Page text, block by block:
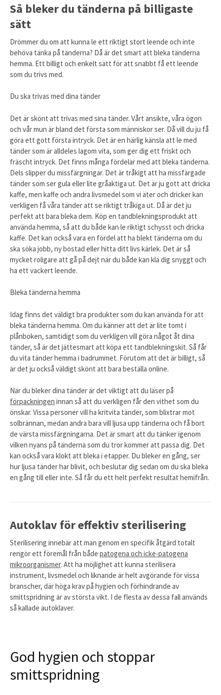
Så bleker du tänderna på billigaste
sätt
Drömmer du om att kunna le ett riktigt stort leende och inte
behöva tänka på tänderna? Då är det smart att bleka tänderna
hemma. Ett billigt och enkelt sätt för att snabbt få ett leende
som du trivs med.
Du ska trivas med dina tänder
Det är skönt att trivas med sina tänder. Vårt ansikte, våra ögon
och vår mun är bland det första som människor ser. Då vill du ju få
göra ett gott första intryck. Det är en härlig känsla att le med
tänder som är alldeles lagom vita, som ger dig ett friskt och
fräscht intryck. Det finns många fördelar med att bleka tänderna.
Dels slipper du missfärgningar. Det är tråkigt att ha missfärgade
tänder som ser gula eller lite gråaktiga ut. Det är ju gott att dricka
kaffe, men kaffe och andra livsmedel som vi äter och dricker kan
verkligen få våra tänder att se riktigt tråkiga ut. Då är det ju
perfekt att bara bleka dem. Köp en tandblekningsprodukt att
använda hemma, så att du både kan le riktigt schysst och dricka
kaffe. Det kan också vara en fördel att ha blekt tänderna om du
ska söka jobb, ny bostad eller hitta ditt livs kärlek. Det är så
mycket roligare att gå på dejt när du både kan klä dig snyggt och
ha ett vackert leende.
Bleka tänderna hemma
Idag finns det väldigt bra produkter som du kan använda för att
bleka tänderna hemma. Om du känner att det är lite tomt i
plånboken, samtidigt som du verkligen vill göra något åt dina
tänder, så är det jättesmart att köpa ett tandblekningskit. Så får
du vita tänder hemma i badrummet. Förutom att det är billigt, så
är det ju också väldigt skönt att bara beställa online.
När du bleker dina tänder är det viktigt att du läser på
förpackningen innan så att du verkligen får den vithet som du
önskar. Vissa personer vill ha kritvita tänder, som blixtrar mot
solbrännan, medan andra bara vill ljusa upp tänderna och få bort
de värsta missfärgningarna. Det är smart att du tänker igenom
vilken nyans på tänderna som du tror kommer att passa dig. Det
kan också vara klokt att bleka i etapper. Du bleker en gång, ser
hur ljusa tänder har blivit, och beslutar dig sedan om du ska bleka
en gång till eller inte. Så får du ett helt perfekt resultat hemifrån.
Autoklav för effektiv sterilisering
Sterilisering innebär att man genom en specifik åtgärd totalt
rengör ett föremål från både patogena och icke-patogena
mikroorganismer. Att ha möjlighet att kunna sterilisera
instrument, livsmedel och liknande är helt avgörande för vissa
branscher, där höga krav på hygien och förhindrande av
smittspridning är av största vikt. I de flesta av dessa fall används
så kallade autoklaver.
God hygien och stoppar
smittspridning